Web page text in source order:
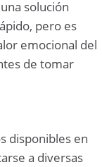
solución
pero es
emocional del
de tomar
disponibles en
a diversas